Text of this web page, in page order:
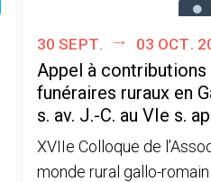
30 sept. 03 oct.
Appel à contributions
funéraires ruraux en
s. av. J.-C. au VIe s.
XVIIe Colloque de
monde rural gallo-romain